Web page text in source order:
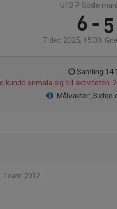
U13 P
6 - 5
7 dec 2025, 15:30,
Samling
kunde anmäla sig till aktiviteten.
Målvakter: Sixten
, Team 2012